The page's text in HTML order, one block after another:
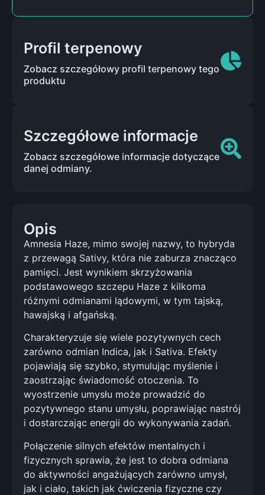
Opis
Amnesia Haze, mimo swojej nazwy, to hybryda
z przewagą Sativy, która nie zaburza znacząco
pamięci. Jest wynikiem skrzyżowania
podstawowego szczepu Haze z kilkoma
różnymi odmianami lądowymi, w tym tajską,
hawajską i afgańską.
Charakteryzuje się wiele pozytywnych cech
zarówno odmian Indica, jak i Sativa. Efekty
pojawiają się szybko, stymulując myślenie i
zaostrzając świadomość otoczenia. To
wyostrzenie umysłu może prowadzić do
pozytywnego stanu umysłu, poprawiając nastrój
i dostarczając energii do wykonywania zadań.
Połączenie silnych efektów mentalnych i
fizycznych sprawia, że jest to dobra odmiana
do aktywności angażujących zarówno umysł,
jak i ciało, takich jak ćwiczenia fizyczne czy
Profil terpenowy
Zobacz szczegółowy profil terpenowy tego
produktu
Szczegółowe informacje
Zobacz szczegółowe informacje dotyczące
danej odmiany.